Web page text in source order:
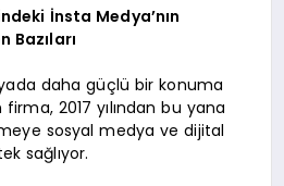
İnsta Medya’nın
Bazıları
daha güçlü bir konuma
2017 yılından bu yana
sosyal medya ve dijital
sağlıyor.